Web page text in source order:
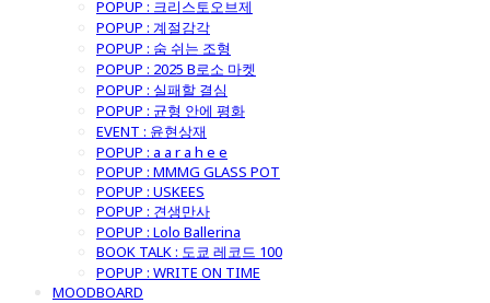
POPUP : 크리스토오브제
POPUP : 계절감각
POPUP : 숨 쉬는 조형
POPUP : 2025 B로소 마켓
POPUP : 실패할 결심
POPUP : 균형 안에 평화
EVENT : 윤현상재
POPUP : a a r a h e e
POPUP : MMMG GLASS POT
POPUP : USKEES
POPUP : 견생만사
POPUP : Lolo Ballerina
BOOK TALK : 도쿄 레코드 100
POPUP : WRITE ON TIME
MOODBOARD